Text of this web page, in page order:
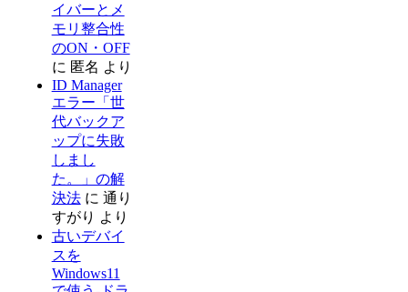
イバーとメ
モリ整合性
のON・OFF
に 匿名 より
ID Manager
エラー「世
代バックア
ップに失敗
しまし
た。」の解
決法に 通り
すがり より
古いデバイ
スを
Windows11